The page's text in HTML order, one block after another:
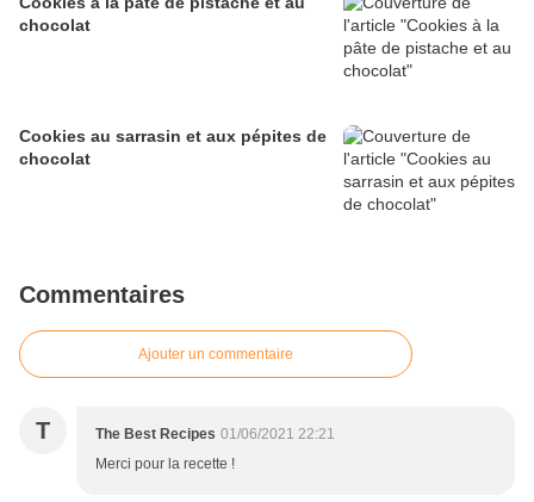
chocolat
Cookies au sarrasin et aux pépites de
chocolat
Commentaires
Ajouter un commentaire
T The Best Recipes 01/06/2021 22:21
Merci pour la recette !